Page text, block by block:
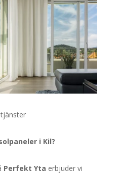
i Kil?
Perfekt Yta erbjuder vi